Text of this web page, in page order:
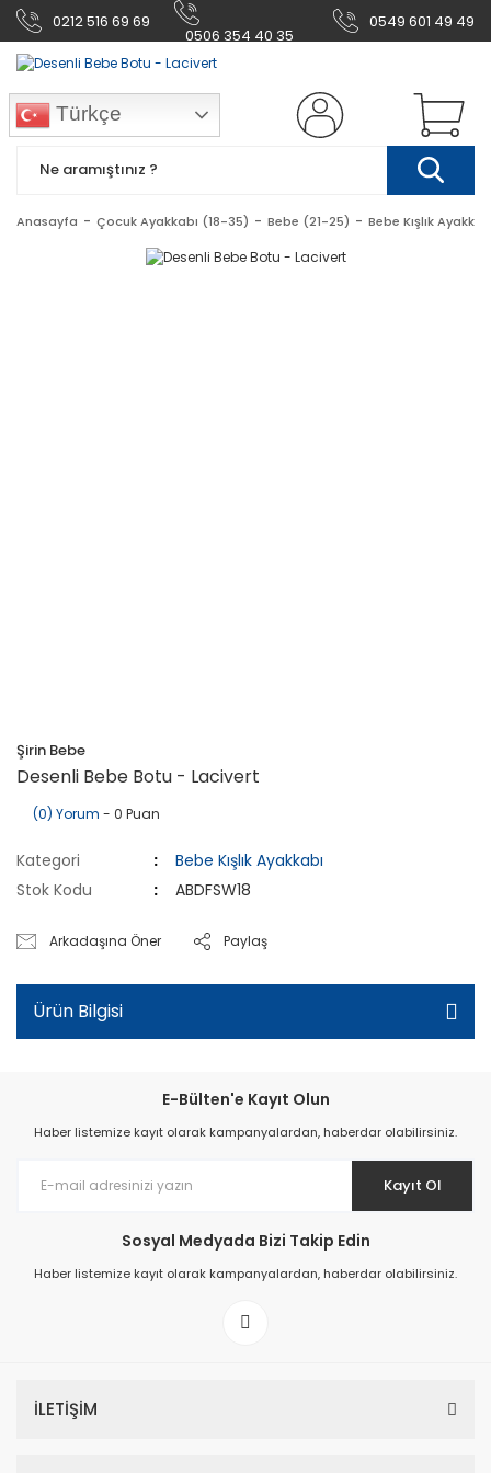
0212 516 69 69
0506 354 40 35
0549 601 49 49
Türkçe
Anasayfa Çocuk Ayakkabı (18-35) Bebe (21-25) Bebe Kışlık
Şirin Bebe
Desenli Bebe Botu - Lacivert
(0) Yorum - 0 Puan
Kategori
Bebe Kışlık Ayakkabı
Stok Kodu
ABDFSW18
Arkadaşına Öner Paylaş
Ürün Bilgisi
E-Bülten'e Kayıt Olun
Haber listemize kayıt olarak kampanyalardan, haberdar olabilirsiniz.
Kayıt Ol
Sosyal Medyada Bizi Takip Edin
Haber listemize kayıt olarak kampanyalardan, haberdar olabilirsiniz.
İLETİŞİM